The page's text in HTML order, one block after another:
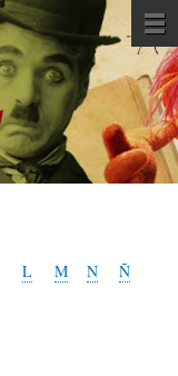
L M N
Ñ